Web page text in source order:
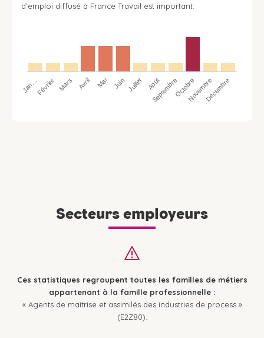
d’emploi diffusé à France Travail est important.
Jan…Février Mars Avril Mai Juin Juillet Août
SeptembreOctobreNovembreDécembre
Secteurs employeurs
Ces statistiques regroupent toutes les familles de métiers
appartenant à la famille professionnelle :
« Agents de maîtrise et assimilés des industries de process »
(E2Z80).